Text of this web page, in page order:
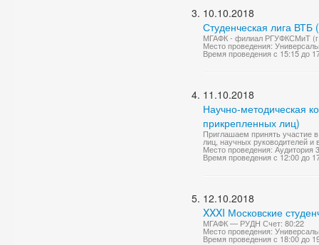
10.10.2018
Студенческая лига ВТБ
МГАФК - филиал РГУФКСМиТ
Место проведения:
Время проведения с 15:15 до
11.10.2018
Научно-методическая
прикрепленных лиц)
Приглашаем принять участие
лиц, научных руководителей
Место проведения: Аудитория
Время проведения с 12:00 до
12.10.2018
XXXI Московские
МГАФК — РУДН Счет: 80:22
Место проведения:
Время проведения с 18:00 до